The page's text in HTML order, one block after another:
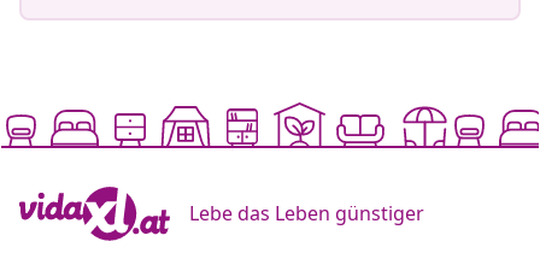
Lebe das Leben günstiger